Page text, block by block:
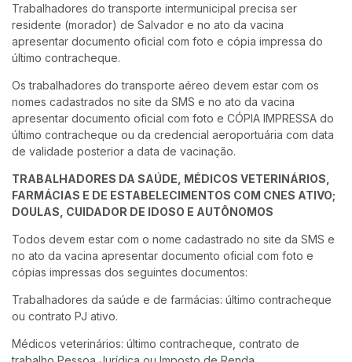
Trabalhadores do transporte intermunicipal precisa ser
residente (morador) de Salvador e no ato da vacina
apresentar documento oficial com foto e cópia impressa do
último contracheque.
Os trabalhadores do transporte aéreo devem estar com os
nomes cadastrados no site da SMS e no ato da vacina
apresentar documento oficial com foto e CÓPIA IMPRESSA do
último contracheque ou da credencial aeroportuária com data
de validade posterior a data de vacinação.
TRABALHADORES DA SAÚDE, MÉDICOS VETERINÁRIOS,
FARMÁCIAS E DE ESTABELECIMENTOS COM CNES ATIVO;
DOULAS, CUIDADOR DE IDOSO E AUTÔNOMOS
Todos devem estar com o nome cadastrado no site da SMS e
no ato da vacina apresentar documento oficial com foto e
cópias impressas dos seguintes documentos:
Trabalhadores da saúde e de farmácias: último contracheque
ou contrato PJ ativo.
Médicos veterinários: último contracheque, contrato de